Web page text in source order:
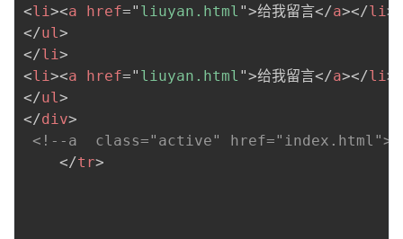
<li><a href=" liuyan.html ">给我留言</a></li>
</ul>
</li>
<li><a href=" liuyan.html ">给我留言</a></li>
</ul>
</div>
<!--a  class="active" href="index.html">网
</tr>